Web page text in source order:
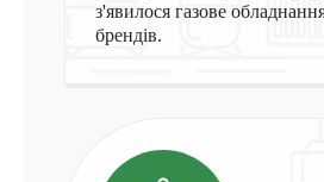
з'явилося газове
брендів.